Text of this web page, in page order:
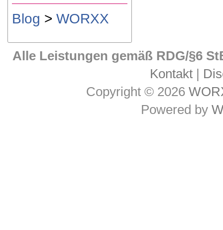
Blog > WORXX
Alle Leistungen gemäß RDG/§6
Kontakt |
Copyright © 2026
Powered by